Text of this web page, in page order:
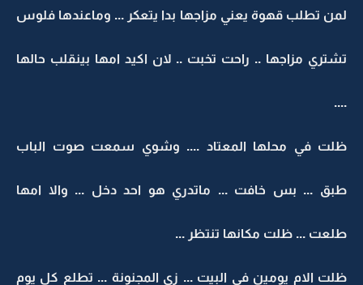
لمن تطلب قهوة يعني مزاجها بدا يتعكر ... وماعندها فلوس
تشتري مزاجها .. راحت تخبت .. لان اكيد امها بينقلب حالها
....
ظلت في محلها المعتاد .... وشوي سمعت صوت الباب
طبق ... بس خافت ... ماتدري هو احد دخل ... والا امها
طلعت ... ظلت مكانها تنتظر ...
ظلت الام يومين في البيت ... زي المجنونة ... تطلع كل يوم